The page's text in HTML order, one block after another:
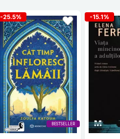
BESTSELLER
-25.5% -15.1%